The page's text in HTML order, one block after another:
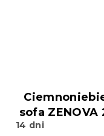
sofa
14 dni